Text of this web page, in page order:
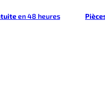
en 48 heures